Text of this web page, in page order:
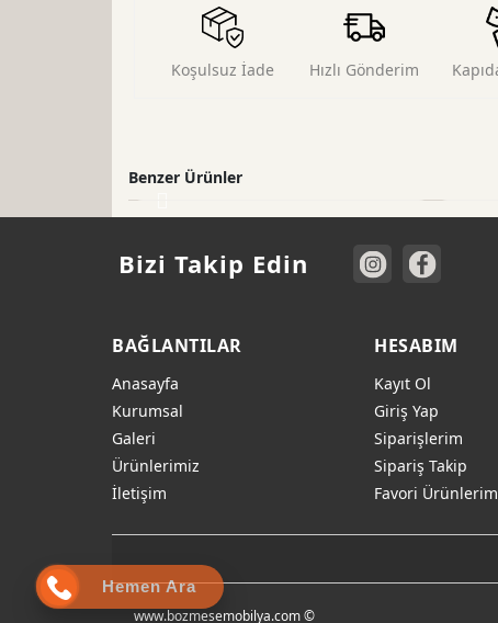
Koşulsuz İade Hızlı Gönderim
Benzer Ürünler
Hemen Ara
Bizi Takip Edin
BAĞLANTILAR
Anasayfa
Kurumsal
Galeri
Ürünlerimiz
İletişim
HESABIM
Kayıt Ol
Giriş Yap
Siparişlerim
Sipariş Takip
Favori Ürünlerim
www.bozmesemobilya.com ©